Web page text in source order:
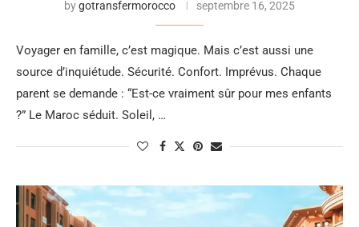
bygotransfermorocco septembre 16, 2025
Voyager en famille, c’est magique. Mais c’est aussi une
source d’inquiétude. Sécurité. Confort. Imprévus. Chaque
parent se demande : “Est-ce vraiment sûr pour mes enfants
?” Le Maroc séduit. Soleil, …